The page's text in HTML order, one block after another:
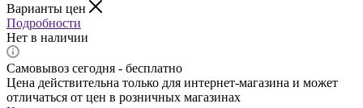
Варианты цен
Подробности
Нет в наличии
Самовывоз сегодня - бесплатно
Цена действительна только для интернет-магазина и может
отличаться от цен в розничных магазинах